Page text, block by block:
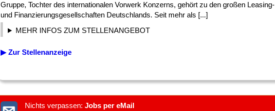
Gruppe, Tochter des internationalen Vorwerk Konzerns, gehört zu den großen Leasing-
und Finanzierungsgesellschaften Deutschlands. Seit mehr als [...]
MEHR INFOS ZUM STELLENANGEBOT
▶ Zur Stellenanzeige
Nichts verpassen: Jobs per eMail